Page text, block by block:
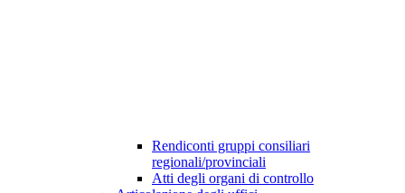
Rendiconti gruppi consiliari
regionali/provinciali
Atti degli organi di controllo